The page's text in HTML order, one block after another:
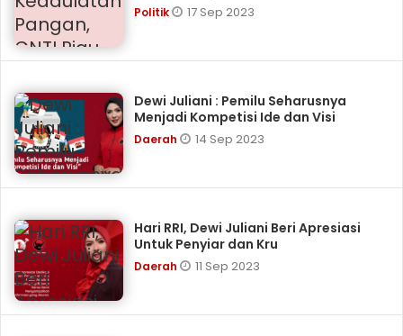
Politik 17 Sep 2023
Dewi Juliani : Pemilu Seharusnya
Menjadi Kompetisi Ide dan Visi
Daerah 14 Sep 2023
Hari RRI, Dewi Juliani Beri Apresiasi
Untuk Penyiar dan Kru
Daerah 11 Sep 2023